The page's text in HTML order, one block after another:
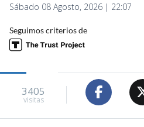
Sábado 08 Agosto, 2026 | 22:07
Seguimos criterios de
3405
visitas